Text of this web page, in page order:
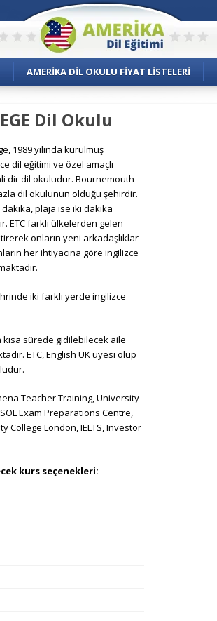
AMERIKA DIL OKULU FIYAT LISTELERI
Dil Okulu
1989 yılında kurulmuş
dil eğitimi ve özel amaçlı
dir dil okuludur. Bournemouth
dil okulunun olduğu şehirdir.
plaja ise iki dakika
ETC farklı ülkelerden gelen
onların yeni arkadaşlıklar
her ihtiyacına göre ingilizce
iki farklı yerde ingilizce
sürede gidilebilecek aile
ETC, English UK üyesi olup
Teacher Training, University
Exam Preparations Centre,
College London, IELTS, Investor
kurs seçenekleri: